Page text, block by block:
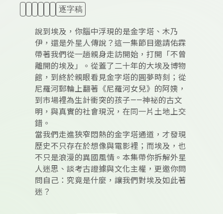
逐字稿
說到埃及，你腦中浮現的是金字塔、木乃
伊，還是外星人傳說？這一集節目邀請佑霖
帶著我們從一趟親身走訪開始，打開「不曾
離開的埃及」。從蓋了二十年的大埃及博物
館，到終於親眼看見金字塔的圓夢時刻；從
尼羅河郵輪上翻著《尼羅河女兒》的阿姨，
到市場裡為生計衝突的孩子——神祕的古文
明，與真實的社會現況，在同一片土地上交
錯。
當我們走進狹窄悶熱的金字塔通道，才發現
歷史不只存在於想像與電影裡；而埃及，也
不只是浪漫的異國風情。本集帶你拆解外星
人迷思、談考古證據與文化主權，更邀你問
問自己：究竟是什麼，讓我們對埃及如此著
迷？